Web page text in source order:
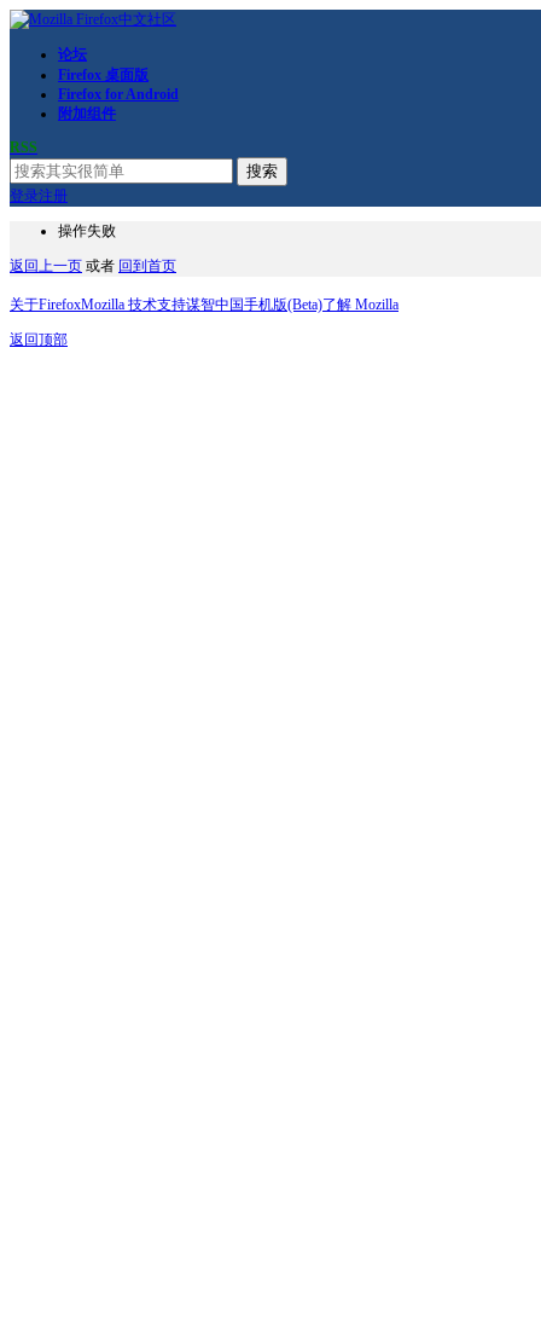
论坛
Firefox 桌面版
Firefox for Android
附加组件
RSS
搜索
登录注册
操作失败
返回上一页 或者 回到首页
关于FirefoxMozilla 技术支持谋智中国手机版(Beta)了解 Mozilla
返回顶部